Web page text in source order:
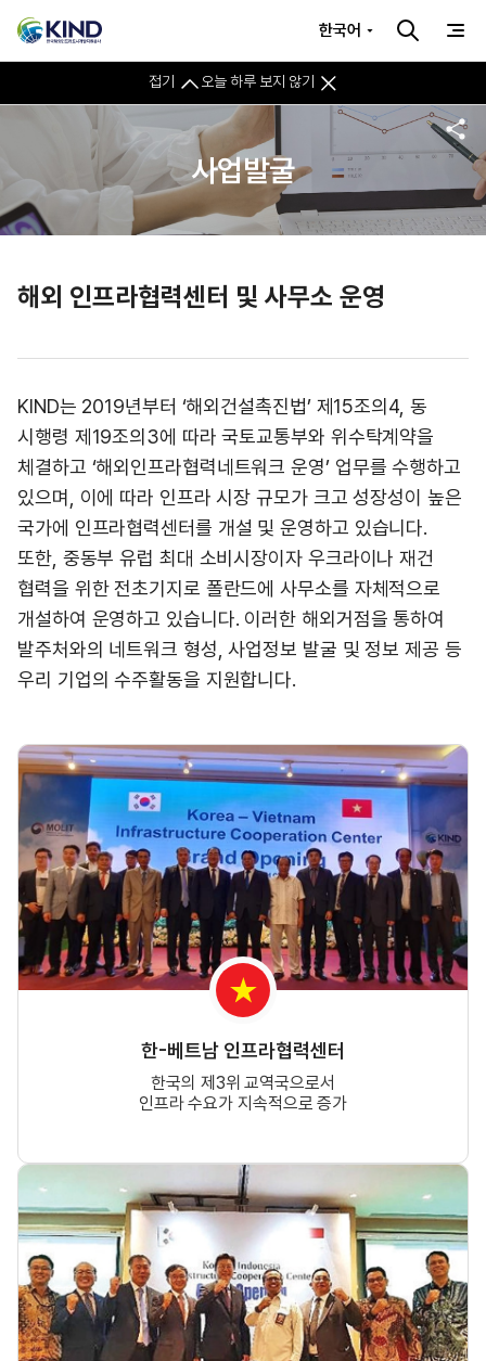
접기 오늘 하루 보지 않기
한국어
사업발굴
해외 인프라협력센터 및 사무소 운영
KIND는 2019년부터 ‘해외건설촉진법’ 제15조의4, 동
시행령 제19조의3에 따라 국토교통부와 위수탁계약을
체결하고 ‘해외인프라협력네트워크 운영’ 업무를 수행하고
있으며, 이에 따라 인프라 시장 규모가 크고 성장성이 높은
국가에 인프라협력센터를 개설 및 운영하고 있습니다.
또한, 중동부 유럽 최대 소비시장이자 우크라이나 재건
협력을 위한 전초기지로 폴란드에 사무소를 자체적으로
개설하여 운영하고 있습니다. 이러한 해외거점을 통하여
발주처와의 네트워크 형성, 사업정보 발굴 및 정보 제공 등
우리 기업의 수주활동을 지원합니다.
한-베트남 인프라협력센터
한국의 제3위 교역국으로서
인프라 수요가 지속적으로 증가